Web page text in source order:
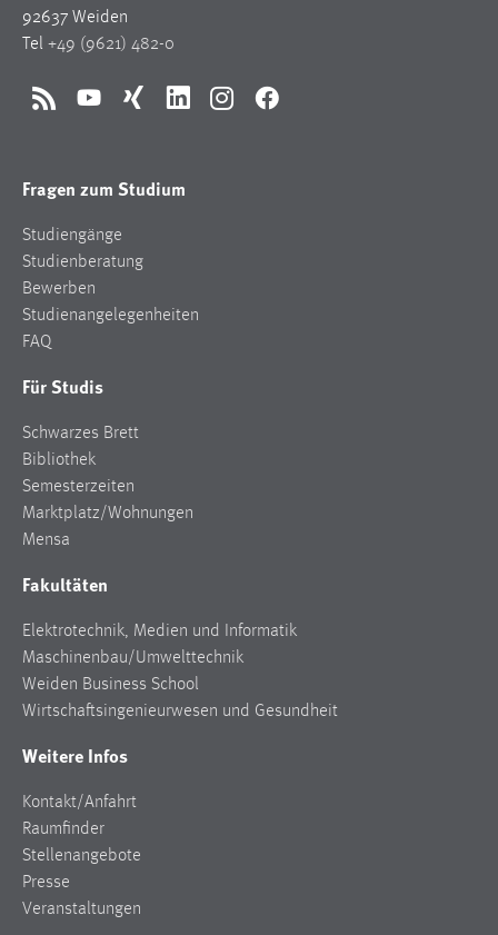
92637 Weiden
Tel +49 (9621) 482-0
RSS YouTubeXing LinkedInInstagramFacebook
Fragen zum Studium
Studiengänge
Studienberatung
Bewerben
Studienangelegenheiten
FAQ
Für Studis
Schwarzes Brett
Bibliothek
Semesterzeiten
Marktplatz/Wohnungen
Mensa
Fakultäten
Elektrotechnik, Medien und Informatik
Maschinenbau/Umwelttechnik
Weiden Business School
Wirtschaftsingenieurwesen und Gesundheit
Weitere Infos
Kontakt/Anfahrt
Raumfinder
Stellenangebote
Presse
Veranstaltungen